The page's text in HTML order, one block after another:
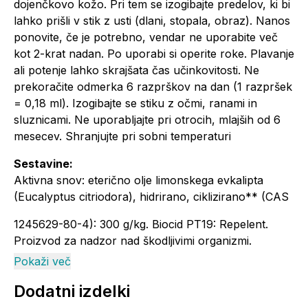
dojenčkovo kožo. Pri tem se izogibajte predelov, ki bi
lahko prišli v stik z usti (dlani, stopala, obraz). Nanos
ponovite, če je potrebno, vendar ne uporabite več
kot 2-krat nadan. Po uporabi si operite roke. Plavanje
ali potenje lahko skrajšata čas učinkovitosti. Ne
prekoračite odmerka 6 razprškov na dan (1 razpršek
= 0,18 ml). Izogibajte se stiku z očmi, ranami in
sluznicami. Ne uporabljajte pri otrocih, mlajših od 6
mesecev. Shranjujte pri sobni temperaturi
Sestavine:
Aktivna snov: eterično olje limonskega evkalipta
(Eucalyptus citriodora), hidrirano, ciklizirano** (CAS
1245629-80-4): 300 g/kg. Biocid PT19: Repelent.
Proizvod za nadzor nad škodljivimi organizmi.
Vsebuje***: CITRONELAL, CITRONELOL, CINEOL,
**Rastlinski izvor, pridobljeno iz limonskega evkalipta
Pokaži več
Dodatni izdelki